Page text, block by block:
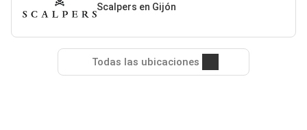
Scalpers en Gijón
Todas las ubicaciones